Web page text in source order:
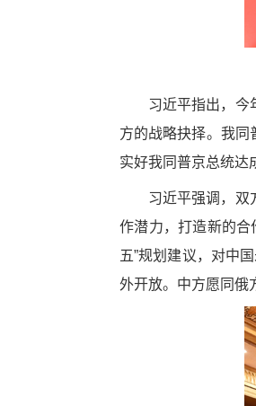
习近平指出，今
方的战略抉择。我同
实好我同普京总统达
习近平强调，双
作潜力，打造新的合
五”规划建议，对中
外开放。中方愿同俄